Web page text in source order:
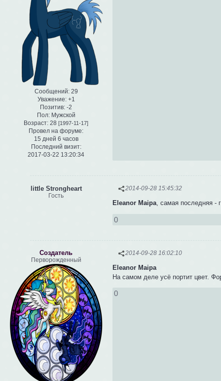
Сообщений: 29
Уважение: +1
Позитив: -2
Пол: Мужской
Возраст: 28[1997-11-17]
Провел на форуме:
15 дней 6 часов
Последний визит:
2017-03-22 13:20:34
2014-09-28 15:45:32
little Strongheart
Гость
Eleanor Maipa, самая последняя -
0
2014-09-28 16:02:10
Создатель
Перворожденный
Eleanor Maipa
На самом деле усё портит цвет.
0